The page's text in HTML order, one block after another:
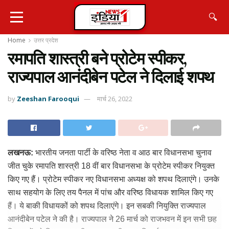
🔍
Home उत्तर प्रदेश
रमापति शास्त्री बने प्रोटेम स्पीकर,
राज्यपाल आनंदीबेन पटेल ने दिलाई शपथ
by Zeeshan Farooqui मार्च 26, 2022
लखनऊ: भारतीय जनता पार्टी के वरिष्ठ नेता व आठ बार विधानसभा चुनाव
जीत चुके रमापति शास्त्री 18 वीं बार विधानसभा के प्रोटेम स्पीकर नियुक्त
किए गए हैं। प्रोटेम स्पीकर नए विधानसभा अध्यक्ष को शपथ दिलाएंगे। उनके
साथ सहयोग के लिए तय पैनल में पांच और वरिष्ठ विधायक शामिल किए गए
हैं। ये बाकी विधायकों को शपथ दिलाएंगे। इन सबकी नियुक्ति राज्यपाल
आनंदीबेन पटेल ने की है। राज्यपाल ने 26 मार्च को राजभवन में इन सभी छह